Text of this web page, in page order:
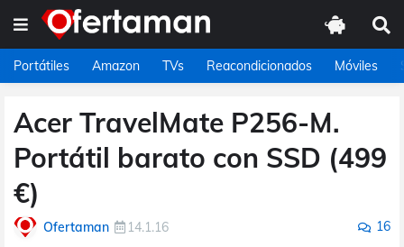
Portátiles Amazon TVs Reacondicionados Móviles
Acer TravelMate P256-M.
Portátil barato con SSD (499
€)
Ofertaman 14.1.16 16